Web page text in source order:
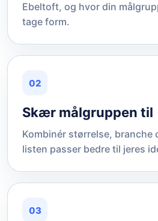
Ebeltoft, og hvor din
tage form.
02
Skær målgruppen til
Kombinér størrelse, branche
listen passer bedre til jeres
03